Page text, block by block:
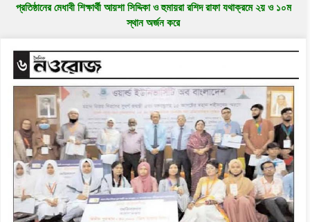
প্রতিষ্ঠানের মেধাবী শিক্ষার্থী আয়শা সিদ্দিকা ও হুমায়রা রশিদ রাফা যথাক্রমে ২য় ও ১০ম
স্থান অর্জন করে